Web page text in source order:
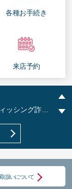
各種お手続き
来店予約
「社長」「役員」になりすました詐欺メールにご注意ください
ください
扱いについて